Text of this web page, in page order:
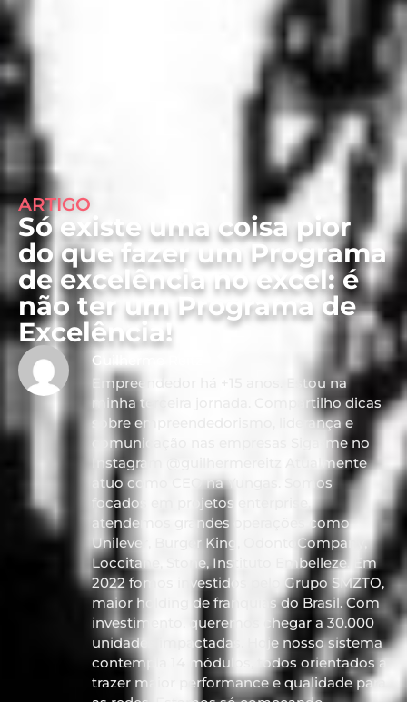
ARTIGO
Só existe uma coisa pior
do que fazer um Programa
de excelência no excel: é
não ter um Programa de
Excelência!
Guilherme Reitz
Empreendedor há +15 anos. Estou na
minha terceira jornada. Compartilho dicas
sobre empreendedorismo, liderança e
comunicação nas empresas Siga-me no
Instagram @guilhermereitz Atualmente
atuo como CEO na Yungas. Somos
focados em projetos enterprise,
atendemos grandes operações como
Unilever, Burger King, OdontoCompany,
Loccitane, Stone, Instituto Embelleze. Em
2022 fomos investidos pelo Grupo SMZTO,
maior holding de franquias do Brasil. Com
investimento, queremos chegar a 30.000
unidades impactadas. Hoje nosso sistema
contempla 14 módulos, todos orientados a
trazer maior performance e qualidade para